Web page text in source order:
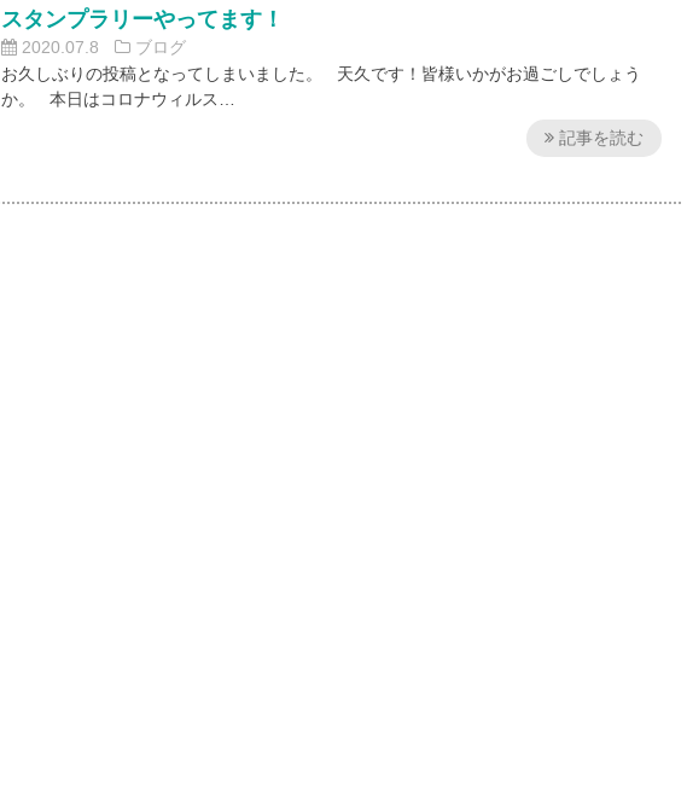
スタンプラリーやってます！
2020.07.8
ブログ
お久しぶりの投稿となってしまいました。 天久です！皆様いかがお過ごしでしょう
か。 本日はコロナウィルス…
記事を読む